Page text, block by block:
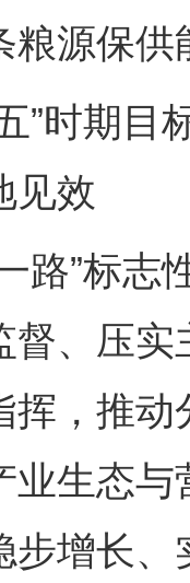
粮源保供
时期目
见效
”标志
督、压
挥，推
业生态
步增长